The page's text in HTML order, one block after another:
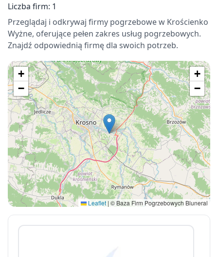
Liczba firm: 1
Przeglądaj i odkrywaj firmy pogrzebowe w Krościenko
Wyżne, oferujące pełen zakres usług pogrzebowych.
Znajdź odpowiednią firmę dla swoich potrzeb.
+
−
+
−
Leaflet | © Baza Firm Pogrzebowych Bluneral